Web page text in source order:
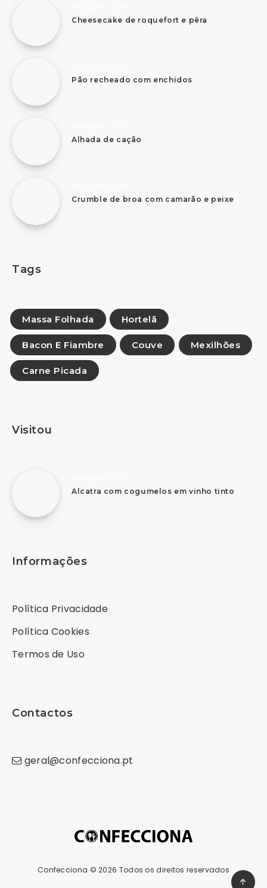
Cheesecake de roquefort e pêra
Pão recheado com enchidos
Alhada de cação
Crumble de broa com camarão e peixe
Tags
Massa Folhada Hortelã
Bacon E Fiambre Couve Mexilhões
Carne Picada
Visitou
Alcatra com cogumelos em vinho tinto
Informações
Política Privacidade
Política Cookies
Termos de Uso
Contactos
geral@confecciona.pt
Confecciona © 2026 Todos os direitos reservados